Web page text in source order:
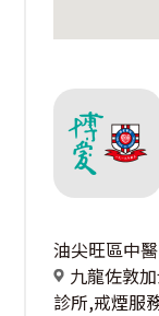
油尖旺區中
九龍佐敦
診所,戒煙服